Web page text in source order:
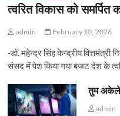
त्वरित विकास को
admin February 10, 2026
-डॉ. महेन्द्र सिंह केन्द्रीय वित्तमंत्री
संसद में पेश किया गया बजट देश के
तुम अकेले
admin